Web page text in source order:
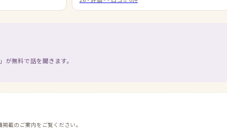
が無料で話を聞きます。
載のご案内をご覧ください。